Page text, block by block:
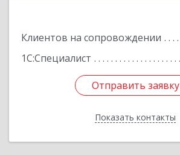
Клиентов на сопровождении
1С:Специалист
Отправить заявку
Показать контакты
Отправить заявку
Назад